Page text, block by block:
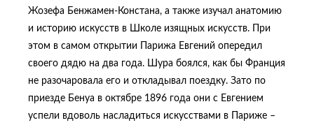
Жозефа Бенжамен-Констана, а также изучал анатомию
и историю искусств в Школе изящных искусств. При
этом в самом открытии Парижа Евгений опередил
своего дядю на два года. Шура боялся, как бы Франция
не разочаровала его и откладывал поездку. Зато по
приезде Бенуа в октябре 1896 года они с Евгением
успели вдоволь насладиться искусствами в Париже –